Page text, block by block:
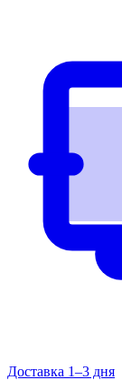
Доставка 1–3 дня